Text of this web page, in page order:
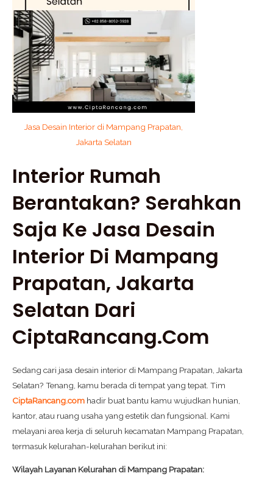
Jasa Desain Interior di Mampang Prapatan,
Jakarta Selatan
Interior Rumah
Berantakan? Serahkan
Saja Ke Jasa Desain
Interior Di Mampang
Prapatan, Jakarta
Selatan Dari
CiptaRancang.com
Sedang cari jasa desain interior di Mampang Prapatan, Jakarta
Selatan? Tenang, kamu berada di tempat yang tepat. Tim
CiptaRancang.com hadir buat bantu kamu wujudkan hunian,
kantor, atau ruang usaha yang estetik dan fungsional. Kami
melayani area kerja di seluruh kecamatan Mampang Prapatan,
termasuk kelurahan-kelurahan berikut ini:
Wilayah Layanan Kelurahan di Mampang Prapatan: